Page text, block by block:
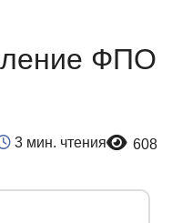
ФПО
3 мин. чтения 608